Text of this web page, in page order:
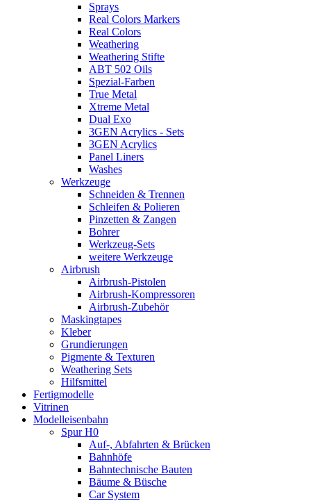
Sprays
Real Colors Markers
Real Colors
Weathering
Weathering Stifte
ABT 502 Oils
Spezial-Farben
True Metal
Xtreme Metal
Dual Exo
3GEN Acrylics - Sets
3GEN Acrylics
Panel Liners
Washes
Werkzeuge
Schneiden & Trennen
Schleifen & Polieren
Pinzetten & Zangen
Bohrer
Werkzeug-Sets
weitere Werkzeuge
Airbrush
Airbrush-Pistolen
Airbrush-Kompressoren
Airbrush-Zubehör
Maskingtapes
Kleber
Grundierungen
Pigmente & Texturen
Weathering Sets
Hilfsmittel
Fertigmodelle
Vitrinen
Modelleisenbahn
Spur H0
Auf-, Abfahrten & Brücken
Bahnhöfe
Bahntechnische Bauten
Bäume & Büsche
Car System